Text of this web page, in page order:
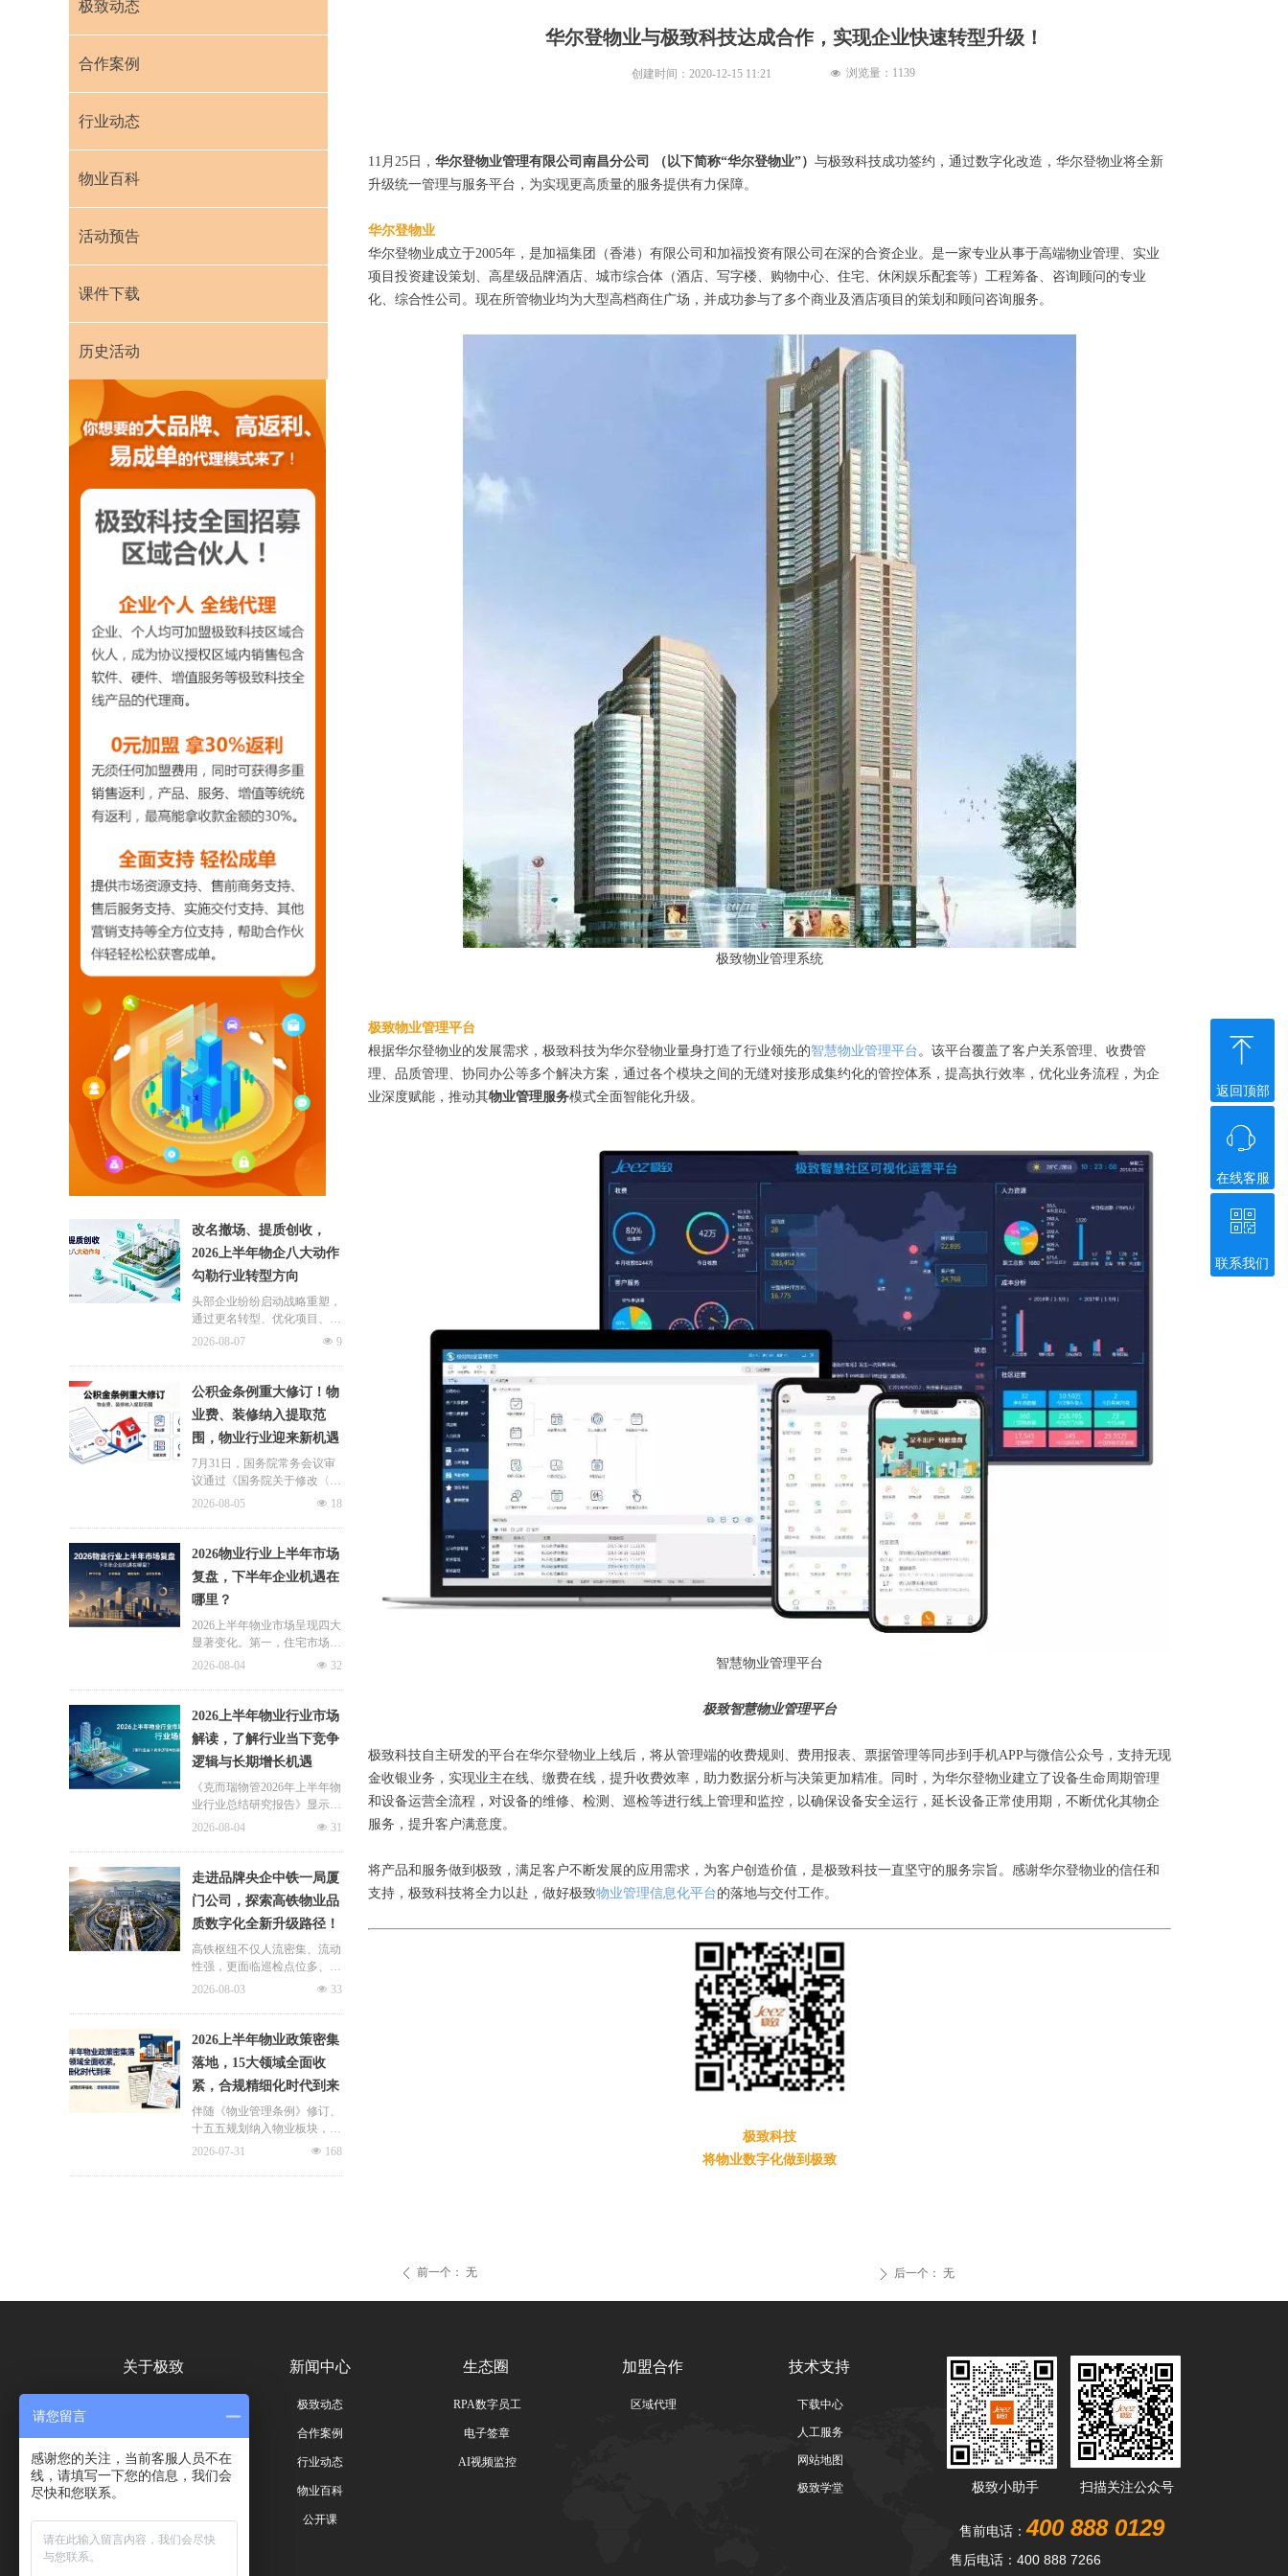
华尔登物业与极致科技达成合作，实现企业快速转型升级！
11月25日， 华尔登物业管理有限公司南昌分公司 （以下简称“华尔登物业”） 与极致科技成功签约，通过数字化改造，华尔登物业将全新
升级统一管理与服务平台，为实现更高质量的服务提供有力保障。
华尔登物业
华尔登物业成立于2005年，是加福集团（香港）有限公司和加福投资有限公司在深的合资企业。是一家专业从事于高端物业管理、实业
项目投资建设策划、高星级品牌酒店、城市综合体（酒店、写字楼、购物中心、住宅、休闲娱乐配套等）工程筹备、咨询顾问的专业
化、综合性公司。现在所管物业均为大型高档商住广场，并成功参与了多个商业及酒店项目的策划和顾问咨询服务。
极致物业管理系统
极致物业管理平台
根据华尔登物业的发展需求，极致科技为华尔登物业量身打造了行业领先的智慧物业管理平台。该平台覆盖了客户关系管理、收费管
理、品质管理、协同办公等多个解决方案，通过各个模块之间的无缝对接形成集约化的管控体系，提高执行效率，优化业务流程，为企
业深度赋能，推动其物业管理服务模式全面智能化升级。
智慧物业管理平台
极致智慧物业管理平台
极致科技自主研发的平台在华尔登物业上线后，将从管理端的收费规则、费用报表、票据管理等同步到手机APP与微信公众号，支持无现
金收银业务，实现业主在线、缴费在线，提升收费效率，助力数据分析与决策更加精准。同时，为华尔登物业建立了设备生命周期管理
和设备运营全流程，对设备的维修、检测、巡检等进行线上管理和监控，以确保设备安全运行，延长设备正常使用期，不断优化其物企
服务，提升客户满意度。
将产品和服务做到极致，满足客户不断发展的应用需求，为客户创造价值，是极致科技一直坚守的服务宗旨。感谢华尔登物业的信任和
支持，极致科技将全力以赴，做好极致物业管理信息化平台的落地与交付工作。
极致科技
将物业数字化做到极致
创建时间： 2020-12-15 11:21
ꄴ 前一个： 无 ꄲ 后一个： 无
极致动态
合作案例
行业动态
物业百科
活动预告
课件下载
历史活动
넶 浏览量： 1139
【相关文章推荐】
改名撤场、提质创收，
2026上半年物企八大动作
勾勒行业转型方向
头部企业纷纷启动战略重塑，
通过更名转型、优化项目、升
级服务、挖掘增值收入等多重
一系列经营动作，也为行业下
半年发展指明方向。
넶 9
2026-08-07
公积金条例重大修订！物
业费、装修纳入提取范
围，物业行业迎来新机遇
7月31日，国务院常务会议审
议通过《国务院关于修改〈住
房公积金管理条例〉的决定
景迎来历史性扩容。提取情形
由原有6种拓展至9种，新增装
修自住住房、支付自住住房物
业费两大民生场景，同时设置
兜底条款支持其他合规住房消
费。这项顶层政策调整，不仅
惠及亿万缴存职工，也将深度
业。
넶 18
2026-08-05
2026物业行业上半年市场
复盘，下半年企业机遇在
哪里？
2026上半年物业市场呈现四大
显著变化。第一，住宅市场全
面进入存量化周期，老旧小区
零散老旧小区运营成本高、单
独经营难以盈利，连片整合、
片区化托管成为主流模式，政
企协同搭建长效运营机制，依
托社区增值服务反哺基础物业
服务，形成可持续经营闭环。
넶 32
2026-08-04
2026上半年物业行业市场
解读，了解行业当下竞争
逻辑与长期增长机遇
《克而瑞物管2026年上半年物
业行业总结研究报告》显示，
新房交付规模持续收缩，存量
最大课题。以上海为标杆，全
国超16座城市落地团购物业、
连片治理、政企协同新模式，
破解小区体量小、收费低、运
营亏损、无人接管难题。
넶 31
2026-08-04
走进品牌央企中铁一局厦
门公司，探索高铁物业品
质数字化全新升级路径！
高铁枢纽不仅人流密集、流动
性强，更面临巡检点位多、频
次高、覆盖广、标准严等多重
厦门公司的实际运营情况，为
其打造适配高铁业务场景的数
字化品质运营方案：通过搭建
标准库量化作业细则，按需动
态调整春运、节假日等特殊时
段的巡检需求，依托照片墙留
存巡检实景，杜绝作弊、敷衍
已完成、未完成、超时、问题
工单等状态，并智能督办超时
넶 33
2026-08-03
2026上半年物业政策密集
落地，15大领域全面收
紧，合规精细化时代到来
伴随《物业管理条例》修订、
十五五规划纳入物业板块，行
业彻底告别野蛮扩张模式，合
治成为未来核心发展主线。
넶 168
2026-07-31
区域代理
极致动态
合作案例
行业动态
物业百科
公开课
联系我们
关于极致 新闻中心 生态圈 加盟合作 技术支持
极致小助手 扫描关注公众号
售前电话：400 888 0129
售后电话：400 888 7266
下载中心
人工服务
网站地图
极致学堂
RPA数字员工
电子签章
AI视频监控
在线客服
ꁱ
返回顶部
ꁸ
联系我们
ꀥ
微信二维码
请您留言
感谢您的关注，当前客服人员不在
线，请填写一下您的信息，我们会
尽快和您联系。